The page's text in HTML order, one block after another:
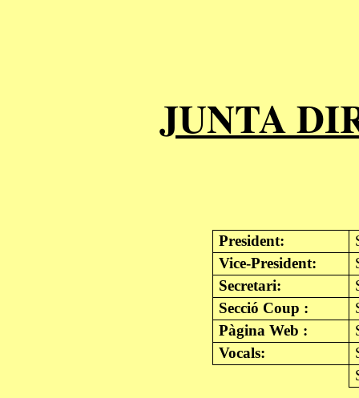
JUNTA
President:
Vice-President:
Secretari:
Secció Coup :
Pàgina Web :
Vocals: